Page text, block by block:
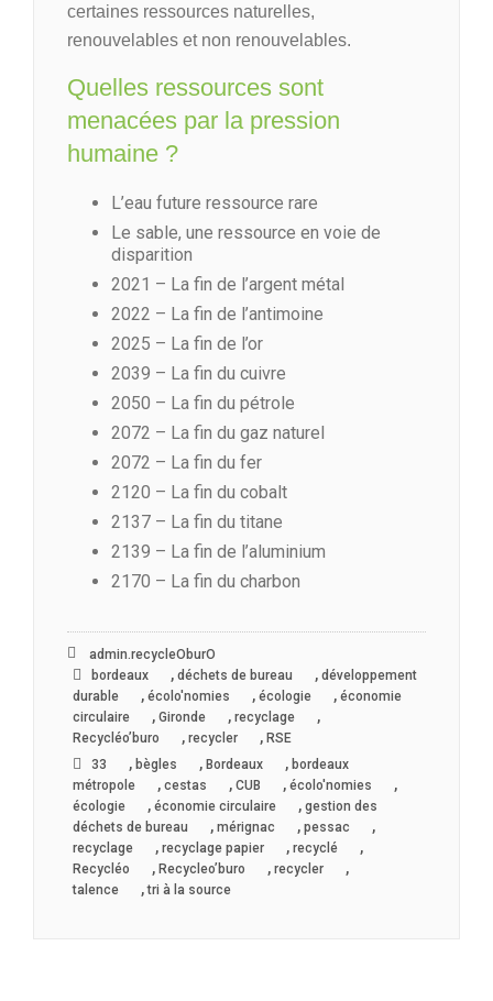
certaines ressources naturelles,
renouvelables et non renouvelables.
Quelles ressources sont
menacées par la pression
humaine ?
L’eau future ressource rare
Le sable, une ressource en voie de
disparition
2021 – La fin de l’argent métal
2022 – La fin de l’antimoine
2025 – La fin de l’or
2039 – La fin du cuivre
2050 – La fin du pétrole
2072 – La fin du gaz naturel
2072 – La fin du fer
2120 – La fin du cobalt
2137 – La fin du titane
2139 – La fin de l’aluminium
2170 – La fin du charbon
admin.recycleOburO
bordeaux
, déchets de bureau , développement
durable
, écolo'nomies , écologie , économie
circulaire
, Gironde , recyclage ,
Recycléo’buro , recycler , RSE
33
, bègles , Bordeaux , bordeaux
métropole
, cestas , CUB , écolo'nomies ,
écologie , économie circulaire , gestion des
déchets de bureau
, mérignac , pessac ,
recyclage , recyclage papier , recyclé ,
Recycléo , Recycleo’buro , recycler ,
talence ,tri à la source